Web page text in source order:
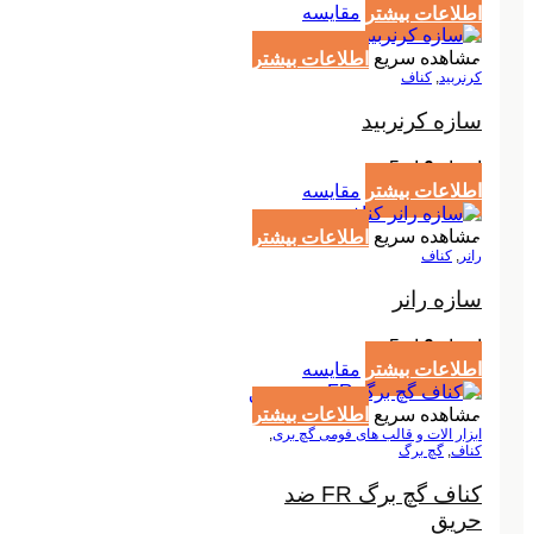
اطلاعات بیشتر مقایسه
مشاهده سریع اطلاعات بیشتر
کرنربید, کناف
سازه کرنربید
امتیاز0از 5
اطلاعات بیشتر مقایسه
مشاهده سریع اطلاعات بیشتر
رانر , کناف
سازه رانر
امتیاز0از 5
اطلاعات بیشتر مقایسه
مشاهده سریع اطلاعات بیشتر
ابزار الات و قالب های فومی گچ بری,
کناف, گچ برگ
کناف گچ برگ FR ضد
حریق